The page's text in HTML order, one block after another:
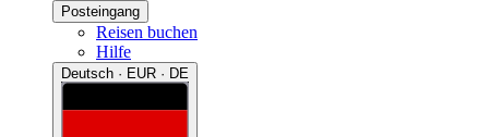
Posteingang
Reisen buchen
Hilfe
Deutsch · EUR · DE